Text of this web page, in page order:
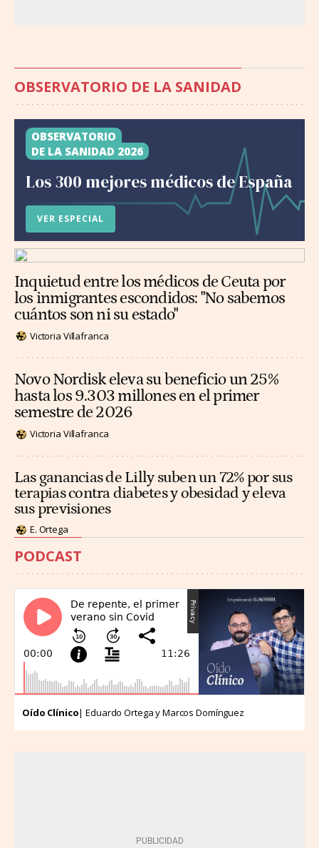
OBSERVATORIO DE LA SANIDAD
OBSERVATORIO
DE LA SANIDAD 2026
Los 300 mejores médicos de España
VER ESPECIAL
Inquietud entre los médicos de Ceuta por
los inmigrantes escondidos: "No sabemos
cuántos son ni su estado"
Victoria Villafranca
Novo Nordisk eleva su beneficio un 25%
hasta los 9.303 millones en el primer
semestre de 2026
Victoria Villafranca
Las ganancias de Lilly suben un 72% por sus
terapias contra diabetes y obesidad y eleva
sus previsiones
E. Ortega
PODCAST
Oído Clínico| Eduardo Ortega y Marcos Domínguez